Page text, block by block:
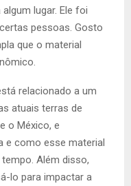
lugar. Ele foi
pessoas. Gosto
que o material
relacionado a um
atuais terras de
o México, e
e como esse material
Além disso,
lo para impactar a